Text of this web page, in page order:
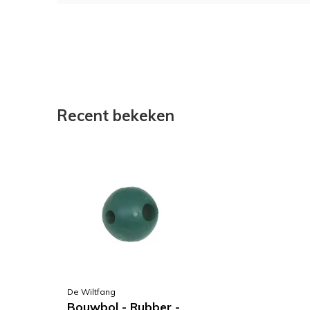
Recent bekeken
De Wiltfang
Bouwbol - Rubber -